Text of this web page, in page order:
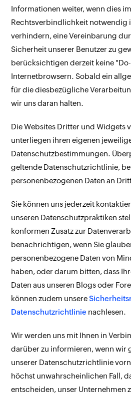
Informationen weiter, wenn dies
Rechtsverbindlichkeit notwendig
verhindern, eine Vereinbarung
Sicherheit unserer Benutzer zu
berücksichtigen derzeit keine
Internetbrowsern. Sobald ein
für die diesbezügliche
wir uns daran halten.
Die Websites Dritter und Widgets
unterliegen ihren eigenen
Datenschutzbestimmungen.
geltende Datenschutzrichtlinie,
personenbezogenen Daten an
Sie können uns jederzeit
unseren Datenschutzpraktiken
konformen Zusatz zur
benachrichtigen, wenn Sie
personenbezogene Daten von
haben, oder darum bitten, dass
Daten aus unseren Blogs oder
können zudem unsere
Datenschutzrichtlinie nachlesen.
Wir werden uns mit Ihnen in
darüber zu informieren, wenn wir
unserer Datenschutzrichtlinie
höchst unwahrscheinlichen Fall,
entscheiden, unser Unternehmen